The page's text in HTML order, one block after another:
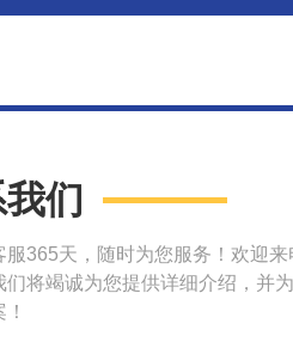
们
服365天，随时为您服务！欢迎
们将竭诚为您提供详细介绍，并